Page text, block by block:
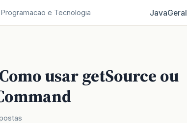
e Tecnologia JavaGeral
usar getSource ou